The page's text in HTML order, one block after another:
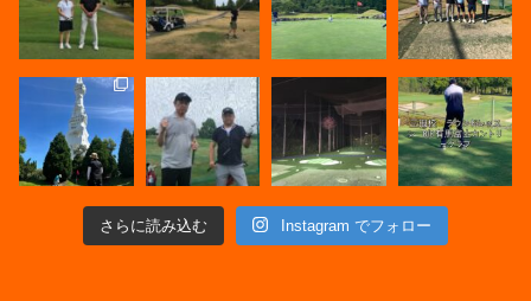
さらに読み込む Instagram でフォロー